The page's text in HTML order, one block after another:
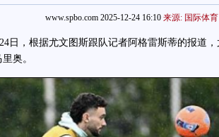
www.spbo.com 2025-12-24 16:10 来源: 国际体育
，根据尤文图斯跟队记者阿格雷斯蒂的报道，
奥。